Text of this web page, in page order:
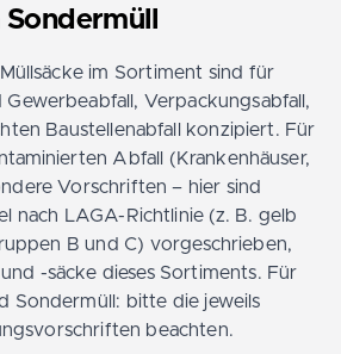
im Sortiment sind für
Gewerbeabfall, Verpackungsabfall,
Baustellenabfall konzipiert. Für
Abfall (Krankenhäuser,
Vorschriften – hier sind
nach LAGA-Richtlinie (z. B. gelb
B und C) vorgeschrieben,
-säcke dieses Sortiments. Für
Sondermüll: bitte die jeweils
beachten.